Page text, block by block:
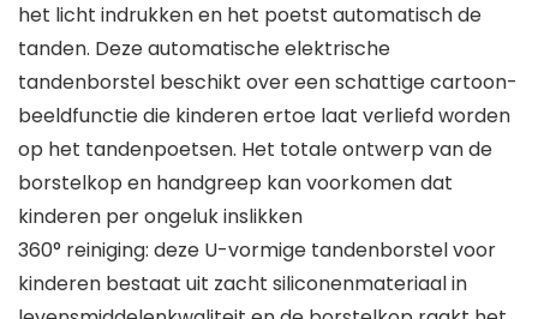
het licht indrukken en het poetst automatisch de
tanden. Deze automatische elektrische
tandenborstel beschikt over een schattige cartoon-
beeldfunctie die kinderen ertoe laat verliefd worden
op het tandenpoetsen. Het totale ontwerp van de
borstelkop en handgreep kan voorkomen dat
kinderen per ongeluk inslikken
360° reiniging: deze U-vormige tandenborstel voor
kinderen bestaat uit zacht siliconenmateriaal in